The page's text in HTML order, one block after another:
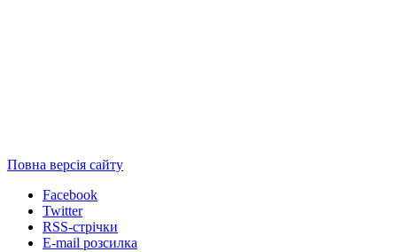
Повна версія сайту
Facebook
Twitter
RSS-стрічки
E-mail розсилка